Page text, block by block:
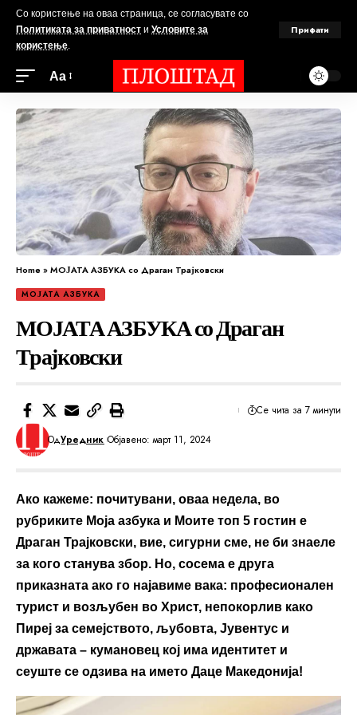
Со користење на оваа страница, се согласувате со
Политиката за приватност и Условите за
користење.
Прифати
Аа
Home»МОЈАТА АЗБУКА со Драган Трајковски
МОЈАТА АЗБУКА
МОЈАТА АЗБУКА со Драган
Трајковски
ОдУредник Објавено: март 11, 2024
Се чита за 7 минути
Ако кажеме: почитувани, оваа недела, во
рубриките Моја азбука и Моите топ 5 гостин е
Драган Трајковски, вие, сигурни сме, не би знаеле
за кого станува збор. Но, сосема е друга
приказната ако го најавиме вака: професионален
турист и возљубен во Христ, непокорлив како
Пиреј за семејството, љубовта, Јувентус и
државата – кумановец кој има идентитет и
сеуште се одзива на името Даце Македонија!